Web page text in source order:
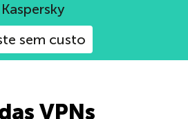
Kaspersky
sem custo
VPNs